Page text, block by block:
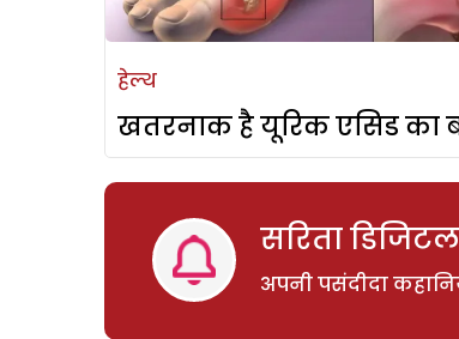
हेल्थ
खतरनाक है यूरिक एसिड का
सरिता
अपनी पसंदीदा